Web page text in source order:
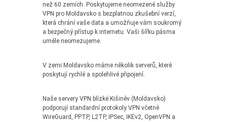
než 60 zemích. Poskytujeme neomezené služby
VPN pro Moldavsko s bezplatnou zkušební verzí,
která chrání vaše data a umožňuje vám soukromý
a bezpečný přístup k internetu. Vaši šířku pásma
uměle neomezujeme.
V zemi Moldavsko máme několik serverů, které
poskytují rychlé a spolehlivé připojení.
Naše servery VPN blízké Kišiněv (Moldavsko)
podporují standardní protokoly VPN včetně
WireGuard, PPTP, L2TP, IPSec, IKEv2, OpenVPN a